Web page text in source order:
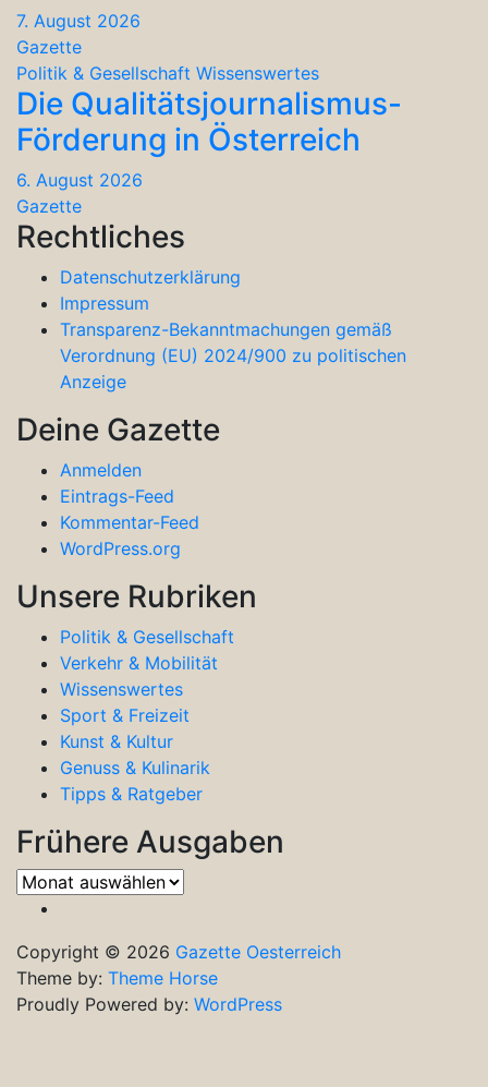
7. August 2026
Gazette
Politik & Gesellschaft Wissenswertes
Die Qualitätsjournalismus-
Förderung in Österreich
6. August 2026
Gazette
Rechtliches
Datenschutzerklärung
Impressum
Transparenz-Bekanntmachungen gemäß
Verordnung (EU) 2024/900 zu politischen
Anzeige
Deine Gazette
Anmelden
Eintrags-Feed
Kommentar-Feed
WordPress.org
Unsere Rubriken
Politik & Gesellschaft
Verkehr & Mobilität
Wissenswertes
Sport & Freizeit
Kunst & Kultur
Genuss & Kulinarik
Tipps & Ratgeber
Frühere Ausgaben
Frühere
Ausgaben
Copyright © 2026 Gazette Oesterreich
Theme by: Theme Horse
Proudly Powered by: WordPress